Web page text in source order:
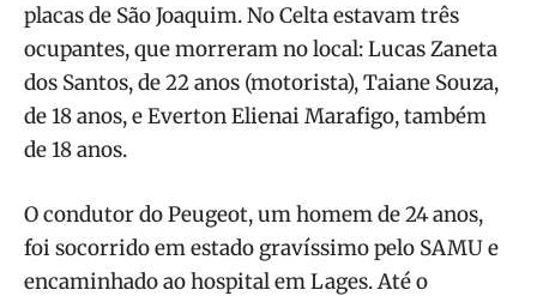
placas de São Joaquim. No Celta estavam três
ocupantes, que morreram no local: Lucas Zaneta
dos Santos, de 22 anos (motorista), Taiane Souza,
de 18 anos, e Everton Elienai Marafigo, também
de 18 anos.
O condutor do Peugeot, um homem de 24 anos,
foi socorrido em estado gravíssimo pelo SAMU e
encaminhado ao hospital em Lages. Até o